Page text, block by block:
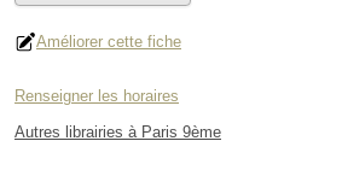
Améliorer cette fiche
Renseigner les horaires
Autres librairies à Paris 9ème